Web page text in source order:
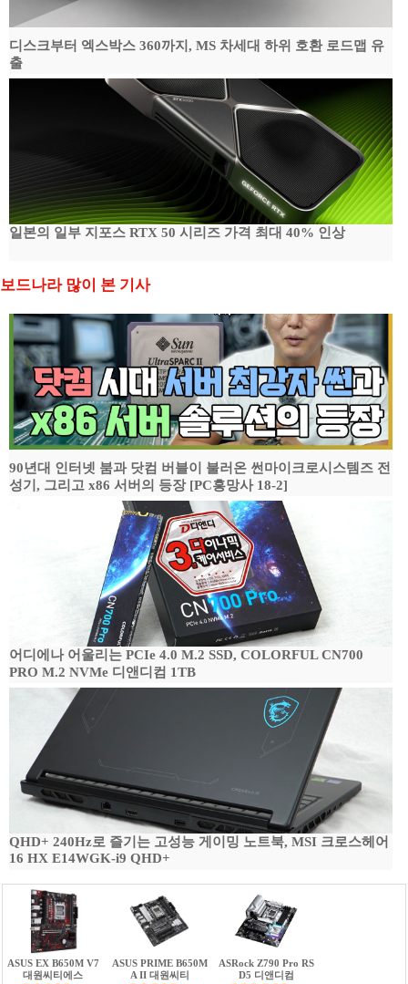
디스크부터 엑스박스 360까지, MS 차세대 하위 호환 로드맵 유
출
일본의 일부 지포스 RTX 50 시리즈 가격 최대 40% 인상
보드나라 많이 본 기사
90년대 인터넷 붐과 닷컴 버블이 불러온 썬마이크로시스템즈 전
성기, 그리고 x86 서버의 등장 [PC흥망사 18-2]
어디에나 어울리는 PCIe 4.0 M.2 SSD, COLORFUL CN700
PRO M.2 NVMe 디앤디컴 1TB
QHD+ 240Hz로 즐기는 고성능 게이밍 노트북, MSI 크로스헤어
16 HX E14WGK-i9 QHD+